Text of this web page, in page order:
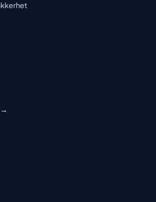
→